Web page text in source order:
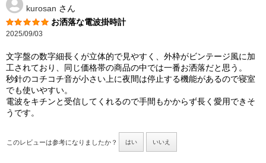
kurosan さん
お洒落な電波掛時計
2025/09/03
文字盤の数字細長くが立体的で見やすく、外枠がビンテージ風に加
工されており、同じ価格帯の商品の中では一番お洒落だと思う。
秒針のコチコチ音が小さい上に夜間は停止する機能があるので寝室
でも使いやすい。
電波をキチンと受信してくれるので手間もかからず長く愛用できそ
うです。
このレビューは参考になりましたか？ はい いいえ